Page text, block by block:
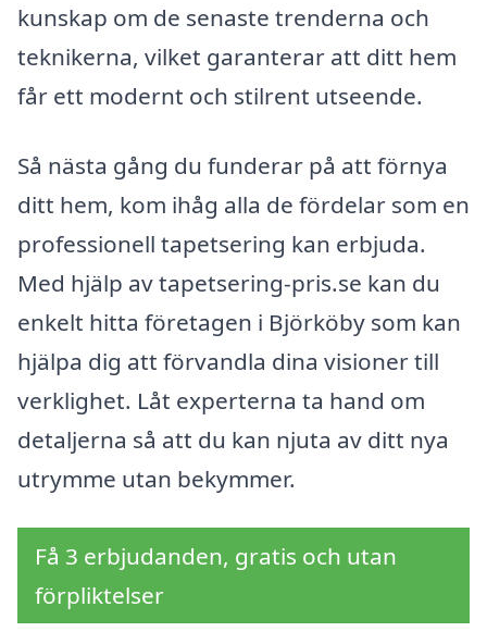
kunskap om de senaste trenderna och
teknikerna, vilket garanterar att ditt hem
får ett modernt och stilrent utseende.
Så nästa gång du funderar på att förnya
ditt hem, kom ihåg alla de fördelar som en
professionell tapetsering kan erbjuda.
Med hjälp av tapetsering-pris.se kan du
enkelt hitta företagen i Björköby som kan
hjälpa dig att förvandla dina visioner till
verklighet. Låt experterna ta hand om
detaljerna så att du kan njuta av ditt nya
utrymme utan bekymmer.
Få 3 erbjudanden, gratis och utan
förpliktelser